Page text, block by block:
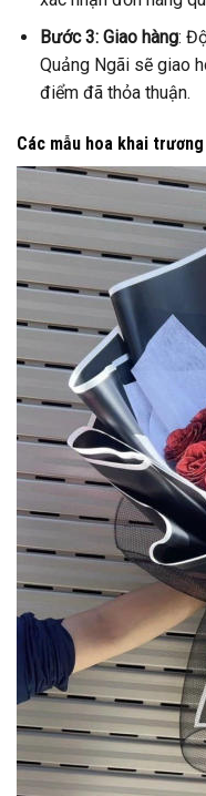
Bước 3: Giao hàng:
Quảng Ngãi sẽ giao
điểm đã thỏa thuận.
Các mẫu hoa khai